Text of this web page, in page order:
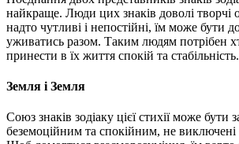
найкраще. Люди цих знаків доволі творчі
надто чутливі і непостійні, їм може бути
уживатись разом. Таким людям потрібен
принести в їх життя спокій та стабільність.
Земля і Земля
Союз знаків зодіаку цієї стихії може бути
беземоційним та спокійним, не виключені